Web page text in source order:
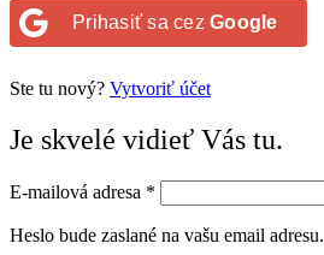
Prihasiť sa cez Google
Ste tu nový? Vytvoriť účet
Je skvelé vidieť Vás tu.
E-mailová adresa *
Heslo bude zaslané na vašu email adresu.